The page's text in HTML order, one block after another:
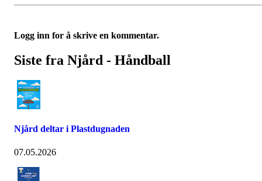
Logg inn for å skrive en kommentar.
Siste fra Njård - Håndball
Njård deltar i Plastdugnaden
07.05.2026